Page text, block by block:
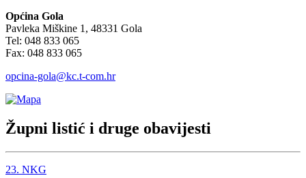
Općina Gola
Pavleka Miškine 1, 48331 Gola
Tel: 048 833 065
Fax: 048 833 065
opcina-gola@kc.t-com.hr
Župni listić i druge obavijesti
23. NKG